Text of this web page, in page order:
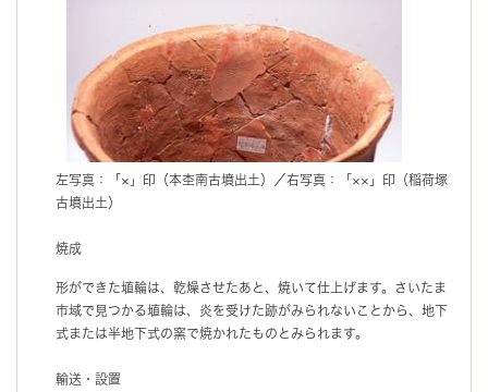
左写真：「×」印（本杢南古墳出土）／右写真：「××」印（稲荷塚
古墳出土）
焼成
形ができた埴輪は、乾燥させたあと、焼いて仕上げます。さいたま
市域で見つかる埴輪は、炎を受けた跡がみられないことから、地下
式または半地下式の窯で焼かれたものとみられます。
輸送・設置